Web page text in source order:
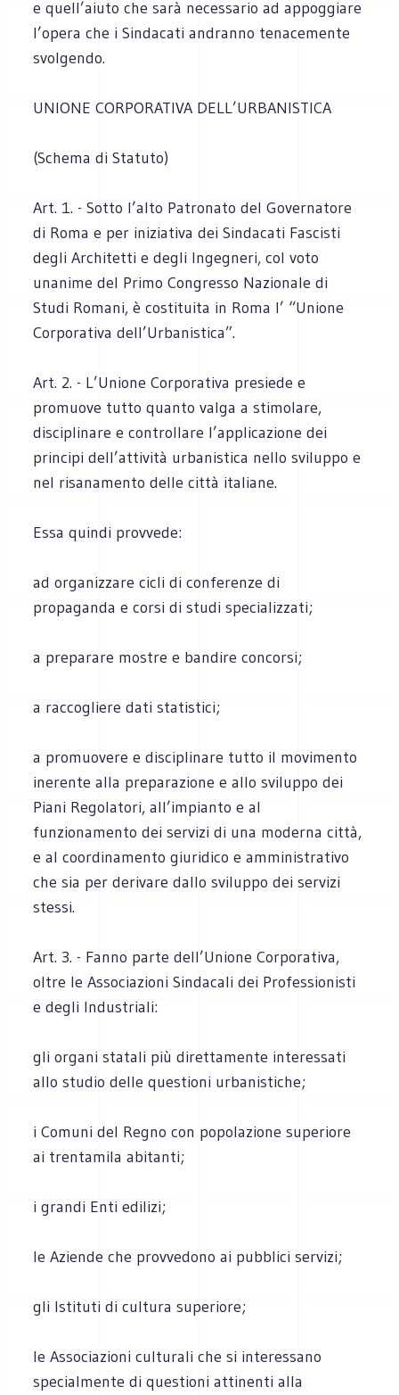
e quell’aiuto che sarà necessario ad appoggiare
l’opera che i Sindacati andranno tenacemente
svolgendo.
UNIONE CORPORATIVA DELL’URBANISTICA
(Schema di Statuto)
Art. 1. - Sotto l’alto Patronato del Governatore
di Roma e per iniziativa dei Sindacati Fascisti
degli Architetti e degli Ingegneri, col voto
unanime del Primo Congresso Nazionale di
Studi Romani, è costituita in Roma l’ “Unione
Corporativa dell’Urbanistica”.
Art. 2. - L’Unione Corporativa presiede e
promuove tutto quanto valga a stimolare,
disciplinare e controllare l’applicazione dei
principi dell’attività urbanistica nello sviluppo e
nel risanamento delle città italiane.
Essa quindi provvede:
ad organizzare cicli di conferenze di
propaganda e corsi di studi specializzati;
a preparare mostre e bandire concorsi;
a raccogliere dati statistici;
a promuovere e disciplinare tutto il movimento
inerente alla preparazione e allo sviluppo dei
Piani Regolatori, all’impianto e al
funzionamento dei servizi di una moderna città,
e al coordinamento giuridico e amministrativo
che sia per derivare dallo sviluppo dei servizi
stessi.
Art. 3. - Fanno parte dell’Unione Corporativa,
oltre le Associazioni Sindacali dei Professionisti
e degli Industriali:
gli organi statali più direttamente interessati
allo studio delle questioni urbanistiche;
i Comuni del Regno con popolazione superiore
ai trentamila abitanti;
i grandi Enti edilizi;
le Aziende che provvedono ai pubblici servizi;
gli Istituti di cultura superiore;
le Associazioni culturali che si interessano
specialmente di questioni attinenti alla